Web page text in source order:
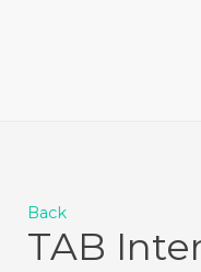
Back
TAB